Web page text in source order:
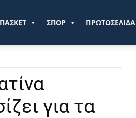
ΣΠΟΡ ΠΡΩΤΟΣΕΛΙΔΑ
για τα